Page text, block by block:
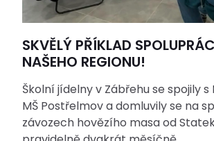
SKVĚLÝ PŘÍKLAD
NAŠEHO REGIONU!
Školní jídelny v Zábřehu se spojily s
MŠ Postřelmov a domluvily se na
závozech hovězího masa od Statek